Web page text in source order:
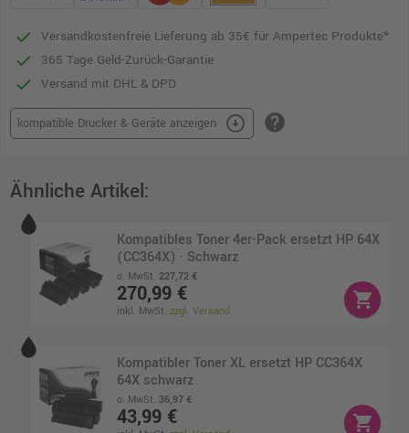
Versandkostenfreie Lieferung ab 35€ für Ampertec Produkte*
365 Tage Geld-Zurück-Garantie
Versand mit DHL & DPD
kompatible Drucker & Geräte anzeigen arrow_circle_down help
Ähnliche Artikel:
Kompatibles Toner 4er-Pack ersetzt HP 64X
(CC364X) · Schwarz
o. MwSt. 227,72 €
270,99 €
inkl. MwSt.zzgl. Versand
shopping_cart
Kompatibler Toner XL ersetzt HP CC364X
64X schwarz
o. MwSt. 36,97 €
43,99 € shopping_cart